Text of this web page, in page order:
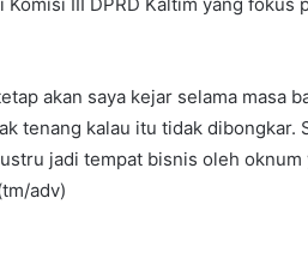
akan saya kejar selama masa
tenang kalau itu tidak dibongkar.
jadi tempat bisnis oleh oknum
adv)